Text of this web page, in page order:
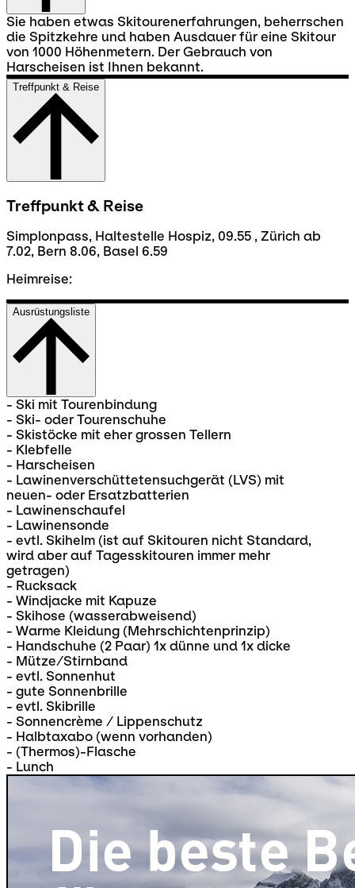
Sie haben etwas Skitourenerfahrungen, beherrschen
die Spitzkehre und haben Ausdauer für eine Skitour
von 1000 Höhenmetern. Der Gebrauch von
Harscheisen ist Ihnen bekannt.
Treffpunkt & Reise
Treffpunkt & Reise
Simplonpass, Haltestelle Hospiz, 09.55 , Zürich ab
7.02, Bern 8.06, Basel 6.59
Heimreise:
Ausrüstungsliste
- Ski mit Tourenbindung
- Ski- oder Tourenschuhe
- Skistöcke mit eher grossen Tellern
- Klebfelle
- Harscheisen
- Lawinenverschüttetensuchgerät (LVS) mit
neuen- oder Ersatzbatterien
- Lawinenschaufel
- Lawinensonde
- evtl. Skihelm (ist auf Skitouren nicht Standard,
wird aber auf Tagesskitouren immer mehr
getragen)
- Rucksack
- Windjacke mit Kapuze
- Skihose (wasserabweisend)
- Warme Kleidung (Mehrschichtenprinzip)
- Handschuhe (2 Paar) 1x dünne und 1x dicke
- Mütze/Stirnband
- evtl. Sonnenhut
- gute Sonnenbrille
- evtl. Skibrille
- Sonnencrème / Lippenschutz
- Halbtaxabo (wenn vorhanden)
- (Thermos)-Flasche
- Lunch